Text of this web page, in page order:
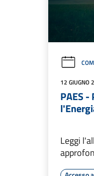
12 GIUGNO
PAES
Leggi